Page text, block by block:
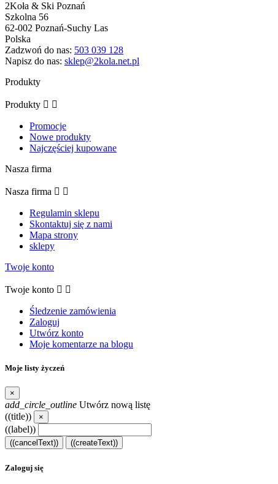
2Koła & Ski Poznań
Szkolna 56
62-002 Poznań-Suchy Las
Polska
Zadzwoń do nas: 503 039 128
Napisz do nas: sklep@2kola.net.pl
Produkty
Produkty  
Promocje
Nowe produkty
Najczęściej kupowane
Nasza firma
Nasza firma  
Regulamin sklepu
Skontaktuj się z nami
Mapa strony
sklepy
Twoje konto
Twoje konto  
Śledzenie zamówienia
Zaloguj
Utwórz konto
Moje komentarze na blogu
Moje listy życzeń
×
add_circle_outline Utwórz nową listę
((title))
×
((label))
((cancelText)) ((createText))
Zaloguj się